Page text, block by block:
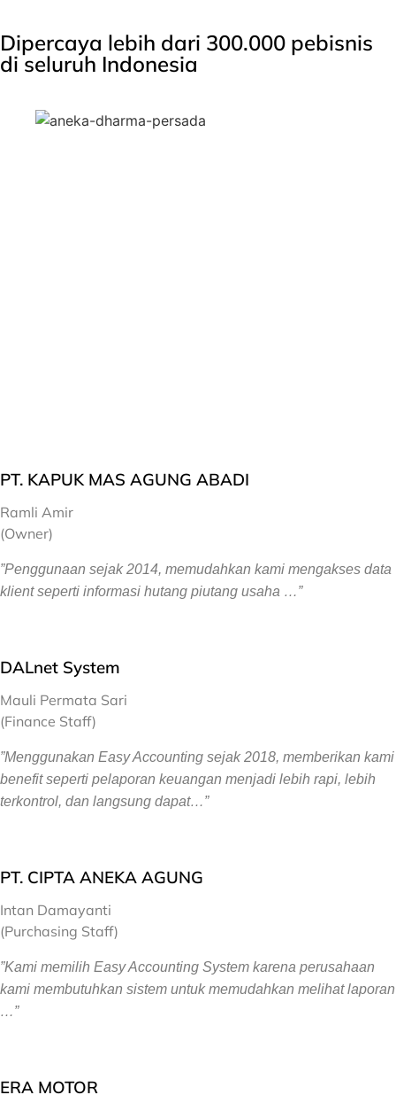
Dipercaya lebih dari 300.000 pebisnis
di seluruh Indonesia
PT. KAPUK MAS AGUNG ABADI
Ramli Amir
(Owner)
”Penggunaan sejak 2014, memudahkan kami mengakses data
klient seperti informasi hutang piutang usaha …”
DALnet System
Mauli Permata Sari
(Finance Staff)
”Menggunakan Easy Accounting sejak 2018, memberikan kami
benefit seperti pelaporan keuangan menjadi lebih rapi, lebih
terkontrol, dan langsung dapat…”
PT. CIPTA ANEKA AGUNG
Intan Damayanti
(Purchasing Staff)
”Kami memilih Easy Accounting System karena perusahaan
kami membutuhkan sistem untuk memudahkan melihat laporan
…”
ERA MOTOR